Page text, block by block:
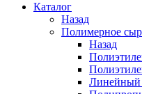
Каталог
Назад
Полимерное
Назад
Линейный